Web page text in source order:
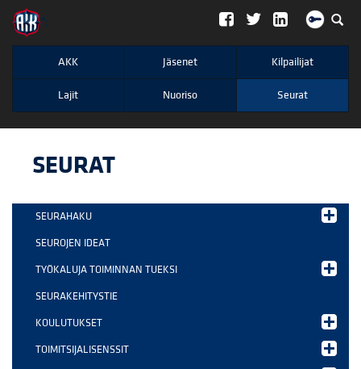
";
AKK Jäsenet Kilpailijat
Lajit Nuoriso Seurat
SEURAT
SEURAHAKU
SEUROJEN IDEAT
TYÖKALUJA TOIMINNAN TUEKSI
SEURAKEHITYSTIE
KOULUTUKSET
TOIMITSIJALISENSSIT